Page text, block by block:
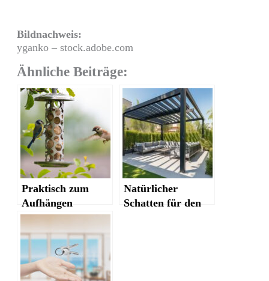
Bildnachweis:
yganko – stock.adobe.com
Ähnliche Beiträge:
Praktisch zum
Aufhängen
Natürlicher
Schatten für den